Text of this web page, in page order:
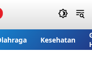
Kesehatan